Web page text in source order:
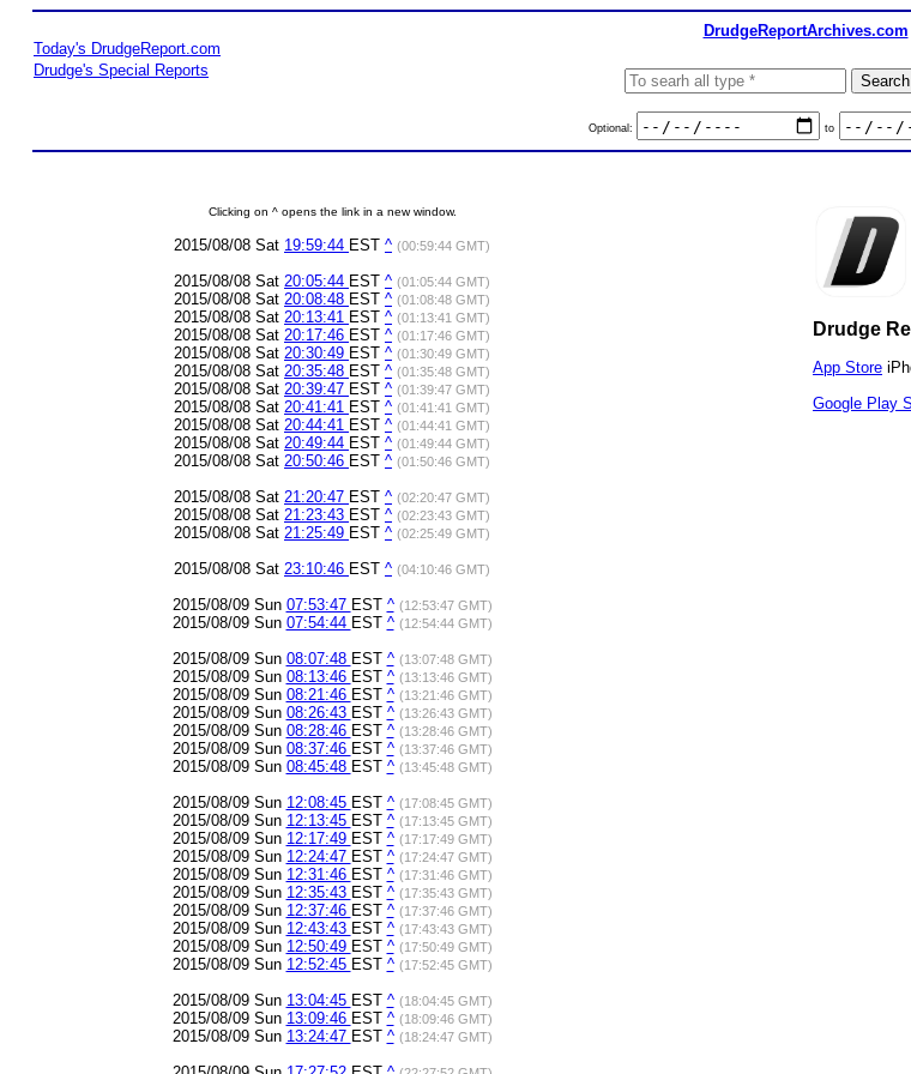
DrudgeReportArchives.com
Today's DrudgeReport.com
Drudge's Special Reports
Optional: to
Clicking on ^ opens the link in a new window.
2015/08/08 Sat 19:59:44 EST ^ (00:59:44 GMT)
2015/08/08 Sat 20:05:44 EST ^ (01:05:44 GMT)
2015/08/08 Sat 20:08:48 EST ^ (01:08:48 GMT)
2015/08/08 Sat 20:13:41 EST ^ (01:13:41 GMT)
2015/08/08 Sat 20:17:46 EST ^ (01:17:46 GMT)
2015/08/08 Sat 20:30:49 EST ^ (01:30:49 GMT)
2015/08/08 Sat 20:35:48 EST ^ (01:35:48 GMT)
2015/08/08 Sat 20:39:47 EST ^ (01:39:47 GMT)
2015/08/08 Sat 20:41:41 EST ^ (01:41:41 GMT)
2015/08/08 Sat 20:44:41 EST ^ (01:44:41 GMT)
2015/08/08 Sat 20:49:44 EST ^ (01:49:44 GMT)
2015/08/08 Sat 20:50:46 EST ^ (01:50:46 GMT)
2015/08/08 Sat 21:20:47 EST ^ (02:20:47 GMT)
2015/08/08 Sat 21:23:43 EST ^ (02:23:43 GMT)
2015/08/08 Sat 21:25:49 EST ^ (02:25:49 GMT)
2015/08/08 Sat 23:10:46 EST ^ (04:10:46 GMT)
2015/08/09 Sun 07:53:47 EST ^ (12:53:47 GMT)
2015/08/09 Sun 07:54:44 EST ^ (12:54:44 GMT)
2015/08/09 Sun 08:07:48 EST ^ (13:07:48 GMT)
2015/08/09 Sun 08:13:46 EST ^ (13:13:46 GMT)
2015/08/09 Sun 08:21:46 EST ^ (13:21:46 GMT)
2015/08/09 Sun 08:26:43 EST ^ (13:26:43 GMT)
2015/08/09 Sun 08:28:46 EST ^ (13:28:46 GMT)
2015/08/09 Sun 08:37:46 EST ^ (13:37:46 GMT)
2015/08/09 Sun 08:45:48 EST ^ (13:45:48 GMT)
2015/08/09 Sun 12:08:45 EST ^ (17:08:45 GMT)
2015/08/09 Sun 12:13:45 EST ^ (17:13:45 GMT)
2015/08/09 Sun 12:17:49 EST ^ (17:17:49 GMT)
2015/08/09 Sun 12:24:47 EST ^ (17:24:47 GMT)
2015/08/09 Sun 12:31:46 EST ^ (17:31:46 GMT)
2015/08/09 Sun 12:35:43 EST ^ (17:35:43 GMT)
2015/08/09 Sun 12:37:46 EST ^ (17:37:46 GMT)
2015/08/09 Sun 12:43:43 EST ^ (17:43:43 GMT)
2015/08/09 Sun 12:50:49 EST ^ (17:50:49 GMT)
2015/08/09 Sun 12:52:45 EST ^ (17:52:45 GMT)
2015/08/09 Sun 13:04:45 EST ^ (18:04:45 GMT)
2015/08/09 Sun 13:09:46 EST ^ (18:09:46 GMT)
2015/08/09 Sun 13:24:47 EST ^ (18:24:47 GMT)
Drudge
App Store
Google Play